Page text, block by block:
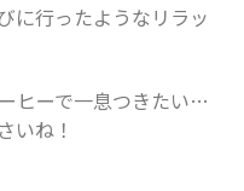
に行ったようなリラッ
ヒーで一息つきたい…
いね！